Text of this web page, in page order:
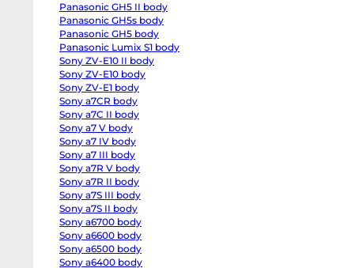
Canon
EOS
Panasonic GH5 II body
Panasonic GH5s body
Panasonic GH5 body
Panasonic Lumix S1 body
Sony ZV-E10 II body
Sony ZV-E10 body
Sony ZV-E1 body
Sony a7CR body
Sony a7C II body
Sony a7 V body
Sony a7 IV body
Sony a7 III body
Sony a7R V body
Sony a7R II body
Sony a7S III body
Sony a7S II body
Sony a6700 body
Sony a6600 body
Sony a6500 body
Sony a6400 body